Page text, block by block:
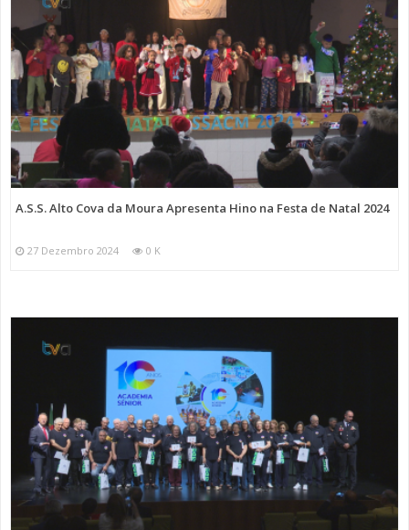
A.S.S. Alto Cova da Moura Apresenta Hino na Festa de Natal 2024
27 Dezembro 2024 0 K